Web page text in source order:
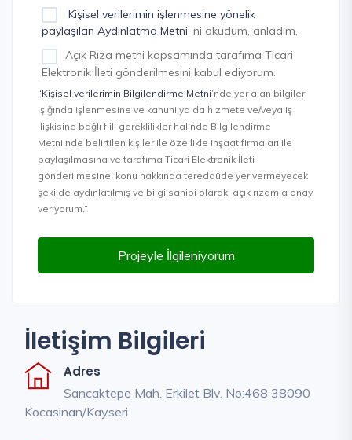
Kişisel verilerimin işlenmesine yönelik
paylaşılan Aydınlatma Metni 'ni okudum, anladım.
Açık Rıza metni kapsamında tarafıma Ticari
Elektronik İleti gönderilmesini kabul ediyorum.
“Kişisel verilerimin Bilgilendirme Metni’nde yer alan bilgiler
ışığında işlenmesine ve kanuni ya da hizmete ve/veya iş
ilişkisine bağlı fiili gereklilikler halinde Bilgilendirme
Metni’nde belirtilen kişiler ile özellikle inşaat firmaları ile
paylaşılmasına ve tarafıma Ticari Elektronik İleti
gönderilmesine, konu hakkında tereddüde yer vermeyecek
şekilde aydınlatılmış ve bilgi sahibi olarak, açık rızamla onay
veriyorum.”
Projeyle İlgileniyorum
İletişim Bilgileri
Adres
Sancaktepe Mah. Erkilet Blv. No:468 38090
Kocasinan/Kayseri